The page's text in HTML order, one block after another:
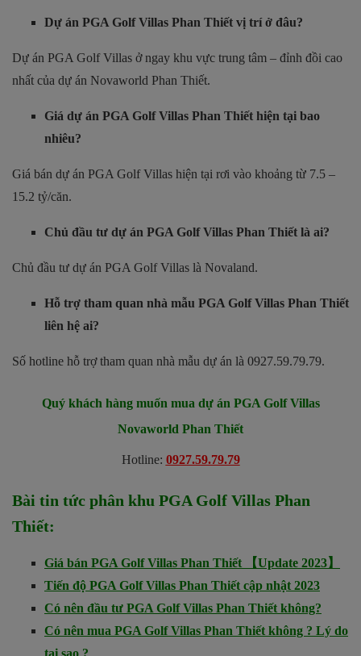
Dự án PGA Golf Villas Phan Thiết vị trí ở đâu?
Dự án PGA Golf Villas ở ngay khu vực trung tâm – đỉnh đồi cao
nhất của dự án Novaworld Phan Thiết.
Giá dự án PGA Golf Villas Phan Thiết hiện tại bao
nhiêu?
Giá bán dự án PGA Golf Villas hiện tại rơi vào khoảng từ 7.5 –
15.2 tỷ/căn.
Chủ đầu tư dự án PGA Golf Villas Phan Thiết là ai?
Chủ đầu tư dự án PGA Golf Villas là Novaland.
Hỗ trợ tham quan nhà mẫu PGA Golf Villas Phan Thiết
liên hệ ai?
Số hotline hỗ trợ tham quan nhà mẫu dự án là 0927.59.79.79.
Quý khách hàng muốn mua dự án PGA Golf Villas
Novaworld Phan Thiết
Hotline: 0927.59.79.79
Bài tin tức phân khu PGA Golf Villas Phan
Thiết:
Giá bán PGA Golf Villas Phan Thiết 【Update 2023】
Tiến độ PGA Golf Villas Phan Thiết cập nhật 2023
Có nên đầu tư PGA Golf Villas Phan Thiết không?
Có nên mua PGA Golf Villas Phan Thiết không ? Lý do
tại sao ?